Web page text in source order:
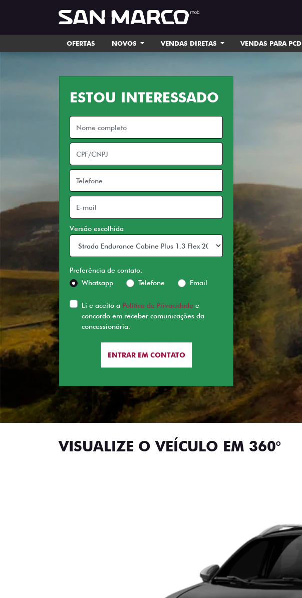
OFERTAS NOVOS VENDAS DIRETAS VENDAS PARA PCD
ESTOU INTERESSADO
Versão escolhida
Preferência de contato:
Whatsapp
Telefone Email
Li e aceito a Política de Privacidade e
concordo em receber comunicações da
concessionária.
ENTRAR EM CONTATO
VISUALIZE O VEÍCULO EM 360°